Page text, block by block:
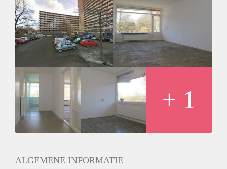
Niet mogelijk
Inkomen eis
3,2 X De bruto Huur
Huurtermijn
Onbepaalde termijn
Oplevering
Kaal
+ 1
ALGEMENE INFORMATIE